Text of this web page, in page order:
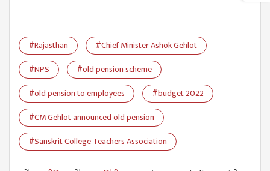
#Rajasthan
#Chief Minister Ashok Gehlot
#NPS
#old pension scheme
#old pension to employees
#budget 2022
#CM Gehlot announced old pension
#Sanskrit College Teachers Association